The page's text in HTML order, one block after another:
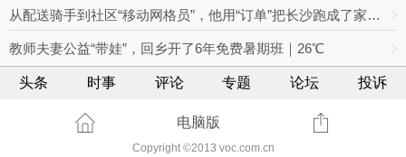
从配送骑手到社区“移动网格员”，他用“订单”把长沙跑成了家丨奔跑的人
教师夫妻公益“带娃”，回乡开了6年免费暑期班｜26℃
头条 时事 评论 专题 论坛 投诉
电脑版
Copyright ©2013 voc.com.cn